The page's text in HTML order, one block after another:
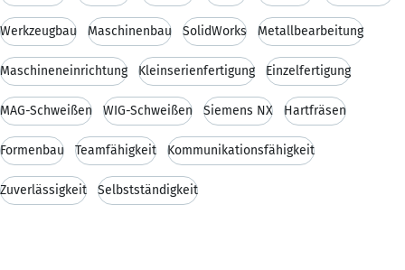
Werkzeugbau Maschinenbau SolidWorks Metallbearbeitung
Maschineneinrichtung Kleinserienfertigung Einzelfertigung
MAG-Schweißen WIG-Schweißen Siemens NX Hartfräsen
Formenbau Teamfähigkeit Kommunikationsfähigkeit
Zuverlässigkeit Selbstständigkeit